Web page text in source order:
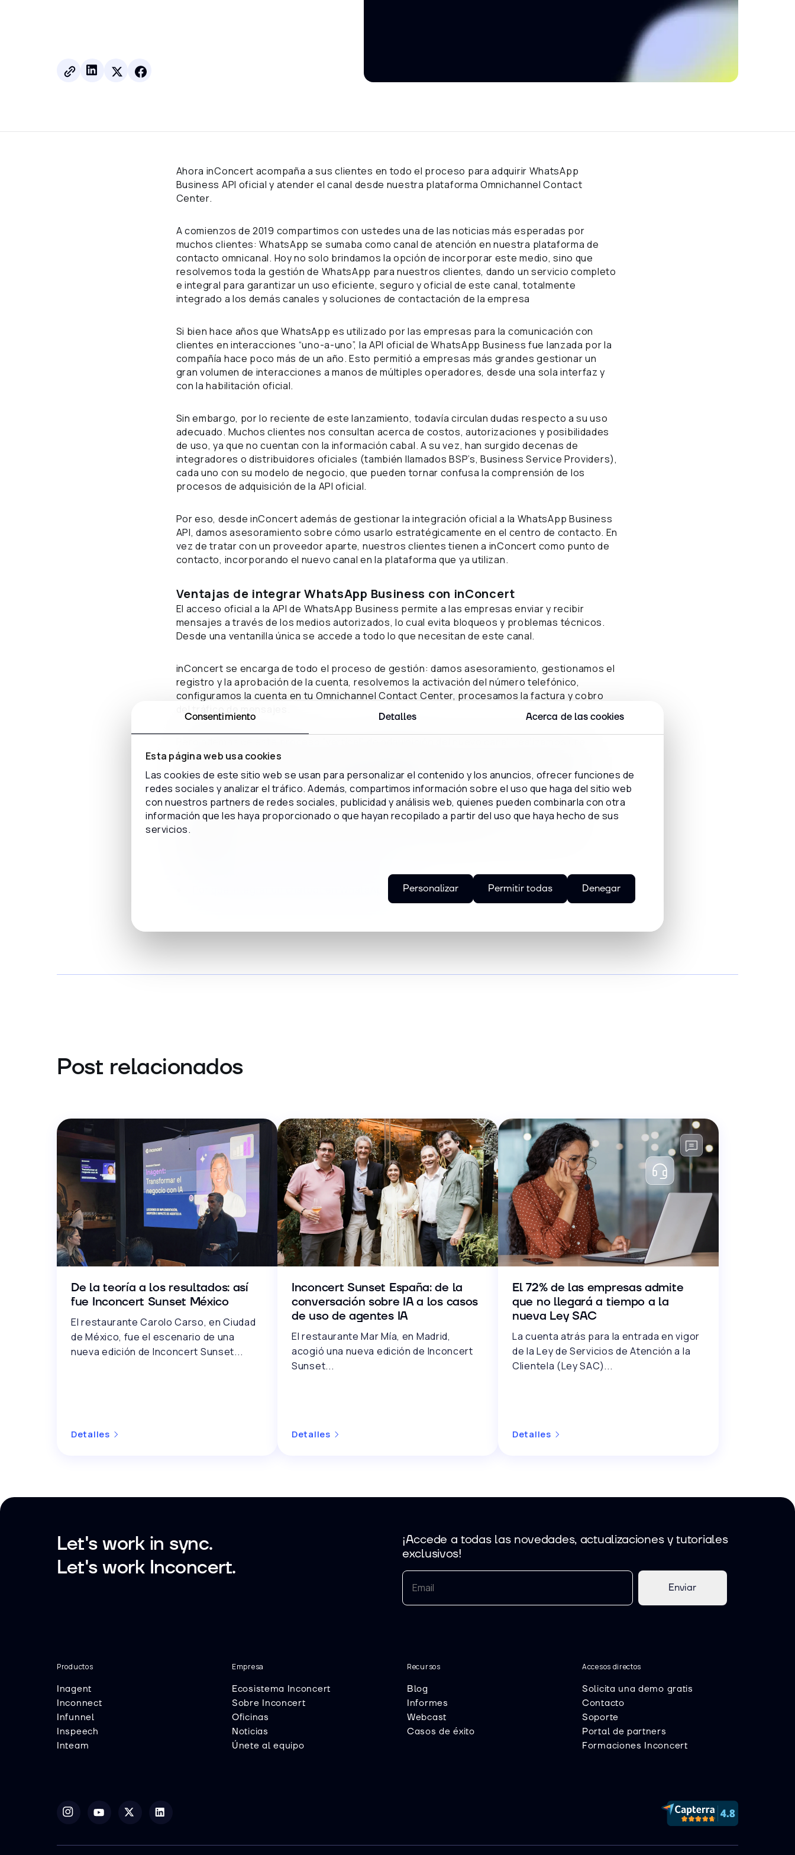
Consentimiento Detalles Acerca de las cookies
Esta página web usa cookies
Las cookies de este sitio web se usan para personalizar el contenido y los anuncios, ofrecer funciones de
redes sociales y analizar el tráfico. Además, compartimos información sobre el uso que haga del sitio web
con nuestros partners de redes sociales, publicidad y análisis web, quienes pueden combinarla con otra
información que les haya proporcionado o que hayan recopilado a partir del uso que haya hecho de sus
servicios.
Denegar
Personalizar Permitir todas
Ahora inConcert acompaña a sus clientes en todo el proceso para adquirir WhatsApp
Business API oficial y atender el canal desde nuestra plataforma Omnichannel Contact
Center.
A comienzos de 2019 compartimos con ustedes una de las noticias más esperadas por
muchos clientes: WhatsApp se sumaba como canal de atención en nuestra plataforma de
contacto omnicanal. Hoy no solo brindamos la opción de incorporar este medio, sino que
resolvemos toda la gestión de WhatsApp para nuestros clientes, dando un servicio completo
e integral para garantizar un uso eficiente, seguro y oficial de este canal, totalmente
integrado a los demás canales y soluciones de contactación de la empresa
Si bien hace años que WhatsApp es utilizado por las empresas para la comunicación con
clientes en interacciones “uno-a-uno”, la API oficial de WhatsApp Business fue lanzada por la
compañía hace poco más de un año. Esto permitió a empresas más grandes gestionar un
gran volumen de interacciones a manos de múltiples operadores, desde una sola interfaz y
con la habilitación oficial.
Sin embargo, por lo reciente de este lanzamiento, todavía circulan dudas respecto a su uso
adecuado. Muchos clientes nos consultan acerca de costos, autorizaciones y posibilidades
de uso, ya que no cuentan con la información cabal. A su vez, han surgido decenas de
integradores o distribuidores oficiales (también llamados BSP’s, Business Service Providers),
cada uno con su modelo de negocio, que pueden tornar confusa la comprensión de los
procesos de adquisición de la API oficial.
Por eso, desde inConcert además de gestionar la integración oficial a la WhatsApp Business
API, damos asesoramiento sobre cómo usarlo estratégicamente en el centro de contacto. En
vez de tratar con un proveedor aparte, nuestros clientes tienen a inConcert como punto de
contacto, incorporando el nuevo canal en la plataforma que ya utilizan.
Ventajas de integrar WhatsApp Business con inConcert
El acceso oficial a la API de WhatsApp Business permite a las empresas enviar y recibir
mensajes a través de los medios autorizados, lo cual evita bloqueos y problemas técnicos.
Desde una ventanilla única se accede a todo lo que necesitan de este canal.
inConcert se encarga de todo el proceso de gestión: damos asesoramiento, gestionamos el
registro y la aprobación de la cuenta, resolvemos la activación del número telefónico,
configuramos la cuenta en tu Omnichannel Contact Center, procesamos la factura y cobro
integración “horizontal” a todos los demás canales de contacto y a las otras soluciones de
gestión que use el cliente, como HelpDesk, Marketing y ventas, o chatbots omnicanales.
inConcert facilita todo este proceso optimizando tiempo y recursos a nuestros clientes y
asegurando una integración verdaderamente omnicanal.
Conoce todo lo que puedes lograr con WhatsApp para la atención al
Cómo brindar la mejor atención vía WhatsApp.
Post relacionados
De la teoría a los resultados: así
fue Inconcert Sunset México
El restaurante Carolo Carso, en Ciudad
de México, fue el escenario de una
nueva edición de Inconcert Sunset...
Detalles
Inconcert Sunset España: de la
conversación sobre IA a los casos
de uso de agentes IA
El restaurante Mar Mía, en Madrid,
acogió una nueva edición de Inconcert
Sunset...
Detalles
El 72% de las empresas admite
que no llegará a tiempo a la
nueva Ley SAC
La cuenta atrás para la entrada en vigor
de la Ley de Servicios de Atención a la
Clientela (Ley SAC)...
Detalles
Let's work in sync.
Let's work Inconcert.
¡Accede a todas las novedades, actualizaciones y tutoriales
exclusivos!
Enviar
Productos
Inagent
Inconnect
Infunnel
Inspeech
Inteam
Empresa
Ecosistema Inconcert
Sobre Inconcert
Oficinas
Noticias
Únete al equipo
Recursos
Blog
Informes
Webcast
Casos de éxito
Accesos directos
Solicita una demo gratis
Contacto
Soporte
Portal de partners
Formaciones Inconcert